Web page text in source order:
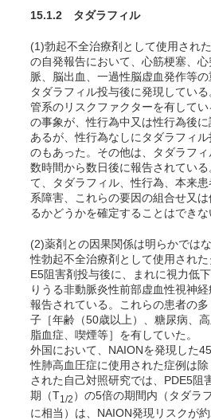
15.1.2 タダラフィル
(1)勃起不全治療剤として使用され
の自発報告において、心筋梗塞、
脈、脳出血、一過性脳虚血発作等
タダラフィル投与後に発現してい
管系のリスクファクターを有してい
の事象が、性行為中又は性行為後
あるが、性行為なしにタダラフィ
のもあった。その他は、タダラフ
数時間から数日後に報告されてい
て、タダラフィル、性行為、本来
系障害、これらの要因の組合せ又
るかどうかを確定することはできな
(2)薬剤との因果関係は明らかでは
性勃起不全治療剤として使用され
E5阻害剤投与後に、まれに視力低
りうる非動脈炎性前部虚血性視神
報告されている。
これらの患者の
子［年齢（50歳以上）、糖尿病、
脂血症、喫煙等］を有していた。
外国において、NAIONを発現した
性肺高血圧症に使用された症例は
された自己対照研究では、PDE5阻
期（T1/2 ）の5倍の期間内（タダラ
に相当）は、NAION発現リスクが